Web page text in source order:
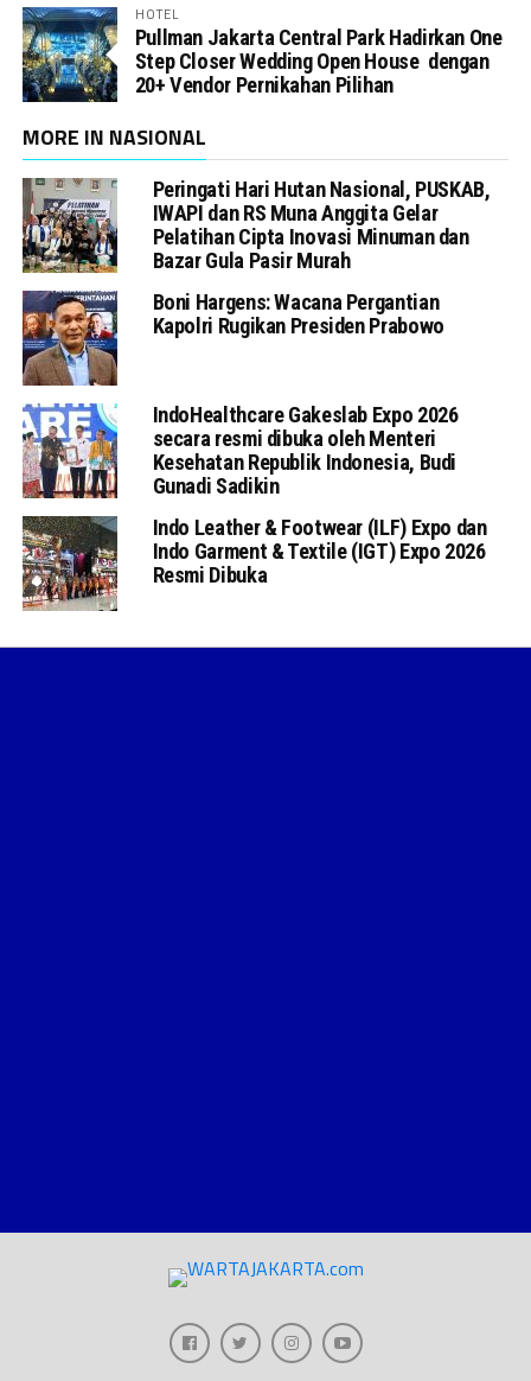
HOTEL
Pullman Jakarta Central Park Hadirkan One
Step Closer Wedding Open House dengan
20+ Vendor Pernikahan Pilihan
MORE IN NASIONAL
Peringati Hari Hutan Nasional, PUSKAB,
IWAPI dan RS Muna Anggita Gelar
Pelatihan Cipta Inovasi Minuman dan
Bazar Gula Pasir Murah
Boni Hargens: Wacana Pergantian
Kapolri Rugikan Presiden Prabowo
IndoHealthcare Gakeslab Expo 2026
secara resmi dibuka oleh Menteri
Kesehatan Republik Indonesia, Budi
Gunadi Sadikin
Indo Leather & Footwear (ILF) Expo dan
Indo Garment & Textile (IGT) Expo 2026
Resmi Dibuka